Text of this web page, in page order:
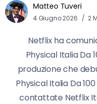
Matteo Tuveri
4 Giugno 2026 2
Netflix ha
Physical Italia Da
produzione che
Physical Italia Da
contattate Netflix